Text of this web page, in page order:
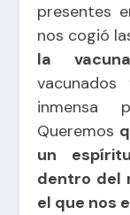
presentes
nos cogió
la vacuna
inmensa
Queremos
un
dentro del
el que nos